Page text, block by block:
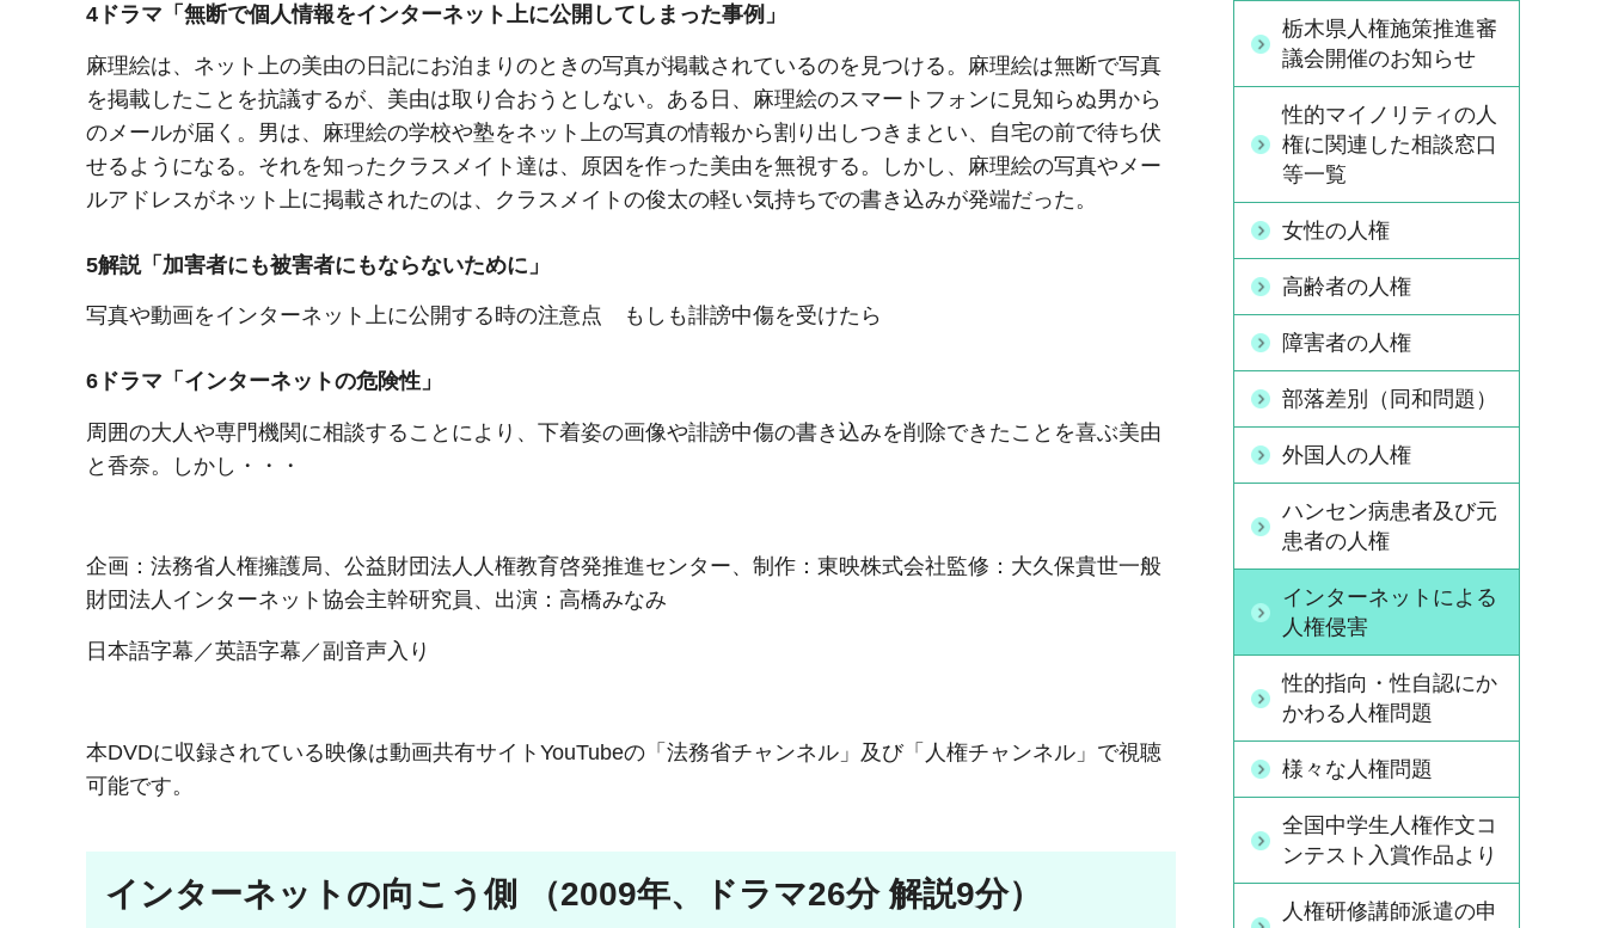
4ドラマ「無断で個人情報をインターネット上に公開してしまった事例」
麻理絵は、ネット上の美由の日記にお泊まりのときの写真が掲載されているのを見つける。麻理絵は無断で写真
を掲載したことを抗議するが、美由は取り合おうとしない。ある日、麻理絵のスマートフォンに見知らぬ男から
のメールが届く。男は、麻理絵の学校や塾をネット上の写真の情報から割り出しつきまとい、自宅の前で待ち伏
せるようになる。それを知ったクラスメイト達は、原因を作った美由を無視する。しかし、麻理絵の写真やメー
ルアドレスがネット上に掲載されたのは、クラスメイトの俊太の軽い気持ちでの書き込みが発端だった。
5解説「加害者にも被害者にもならないために」
写真や動画をインターネット上に公開する時の注意点 もしも誹謗中傷を受けたら
6ドラマ「インターネットの危険性」
周囲の大人や専門機関に相談することにより、下着姿の画像や誹謗中傷の書き込みを削除できたことを喜ぶ美由
と香奈。しかし・・・
企画：法務省人権擁護局、公益財団法人人権教育啓発推進センター、制作：東映株式会社監修：大久保貴世一般
財団法人インターネット協会主幹研究員、出演：高橋みなみ
日本語字幕／英語字幕／副音声入り
本DVDに収録されている映像は動画共有サイトYouTubeの「法務省チャンネル」及び「人権チャンネル」で視聴
可能です。
インターネットの向こう側 （2009年、ドラマ26分 解説9分）
栃木県人権施策推進審
議会開催のお知らせ
性的マイノリティの人
権に関連した相談窓口
等一覧
女性の人権
高齢者の人権
障害者の人権
部落差別（同和問題）
外国人の人権
ハンセン病患者及び元
患者の人権
インターネットによる
人権侵害
性的指向・性自認にか
かわる人権問題
様々な人権問題
全国中学生人権作文コ
ンテスト入賞作品より
人権研修講師派遣の申